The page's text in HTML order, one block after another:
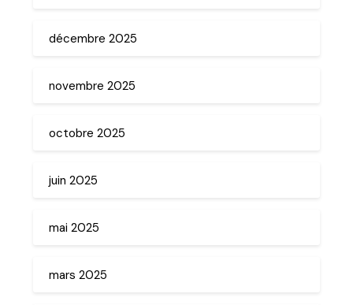
décembre 2025
novembre 2025
octobre 2025
juin 2025
mai 2025
mars 2025